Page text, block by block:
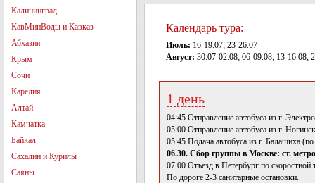
Калининград
КавМинВоды и Кавказ
Абхазия
Крым
Сочи
Карелия
Алтай
Камчатка
Байкал
Сахалин и Курилы
Саяны
Календарь тура:
Июль: 16-19.07; 23-26.07
Август: 30.07-02.08; 06-09.08; 13-16.08;
1 день
04:45 Отправление автобуса из г.
05:00 Отправление автобуса из г.
05:45 Подача автобуса из г. Балашиха
06.30. Сбор группы в Москве: ст.
07.00 Отъезд в Петербург по
По дороге 2-3 санитарные остановки.